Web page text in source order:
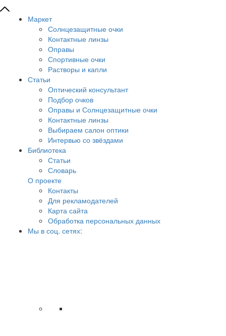
Маркет
Солнцезащитные очки
Контактные линзы
Оправы
Спортивные очки
Растворы и капли
Статьи
Оптический консультант
Подбор очков
Оправы и Солнцезащитные очки
Контактные линзы
Выбираем салон оптики
Интервью со звёздами
Библиотека
Статьи
Словарь
О проекте
Контакты
Для рекламодателей
Карта сайта
Обработка персональных данных
Мы в соц. сетях: